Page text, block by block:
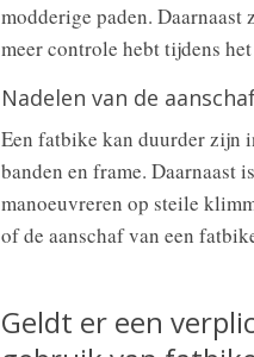
modderige paden.
meer controle hebt tijdens
Nadelen van de
Een fatbike kan duurder zijn
banden en frame. Daarnaast
manoeuvreren op steile
of de aanschaf van een
Geldt er een